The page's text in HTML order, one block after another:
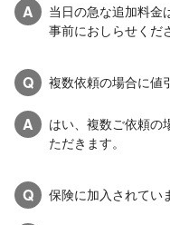
A
当日の急な追加料金
事前におしらせくだ
Q 複数依頼の場合に値
A
はい、複数ご依頼の
ただきます。
Q 保険に加入されてい